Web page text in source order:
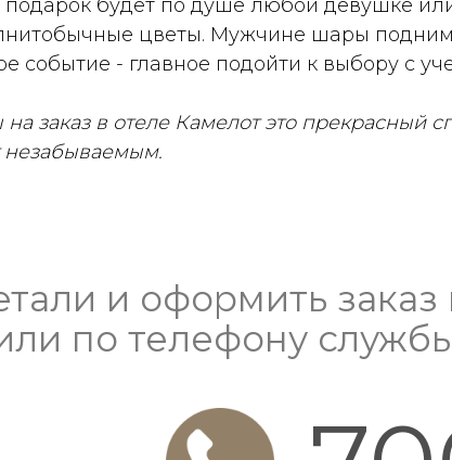
подарок будет по душе любой девушке
цветы. Мужчине шары
событие - главное подойти к выбору с
заказ в отеле Камелот это прекрасный
незабываемым.
и оформить
по телефону